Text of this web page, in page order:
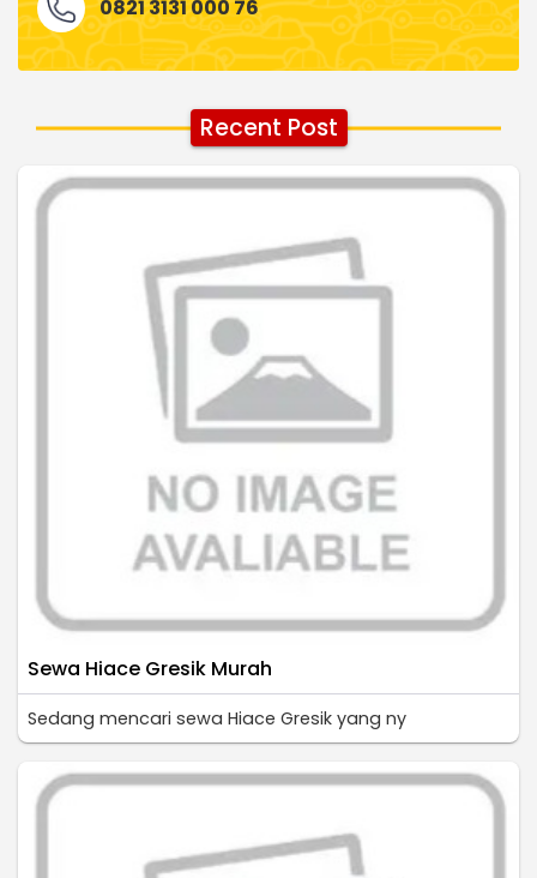
0821 3131 000 76
Recent Post
Sewa Hiace Gresik Murah
Sedang mencari sewa Hiace Gresik yang ny